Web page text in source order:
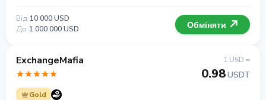
Від 10 000 USD
До 1 000 000 USD Обміняти
ExchangeMafia
Gold
1 USD =
0.98USDT